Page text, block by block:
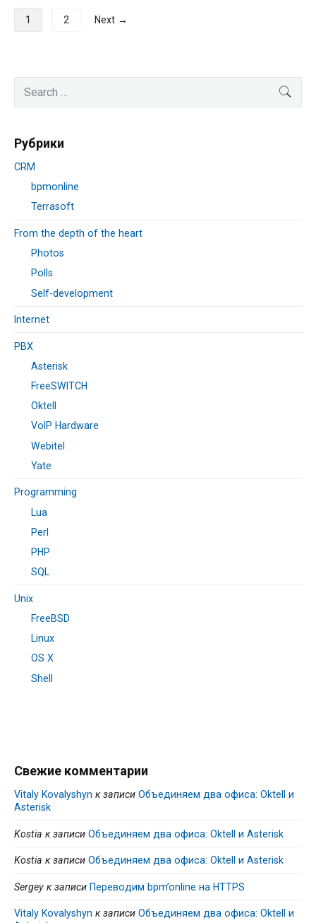
Навигация
по
1 2 Next →
Sidebar
for:
Рубрики
CRM
bpmonline
Terrasoft
From the depth of the heart
Photos
Polls
Self-development
Internet
PBX
Asterisk
FreeSWITCH
Oktell
VoIP Hardware
Webitel
Yate
Programming
Lua
Perl
PHP
SQL
Unix
FreeBSD
Linux
OS X
Shell
Свежие комментарии
Vitaly Kovalyshyn к записи Объединяем два офиса: Oktell и
Asterisk
Kostia к записи Объединяем два офиса: Oktell и Asterisk
Kostia к записи Объединяем два офиса: Oktell и Asterisk
Sergey к записи Переводим bpm’online на HTTPS
Vitaly Kovalyshyn к записи Объединяем два офиса: Oktell и